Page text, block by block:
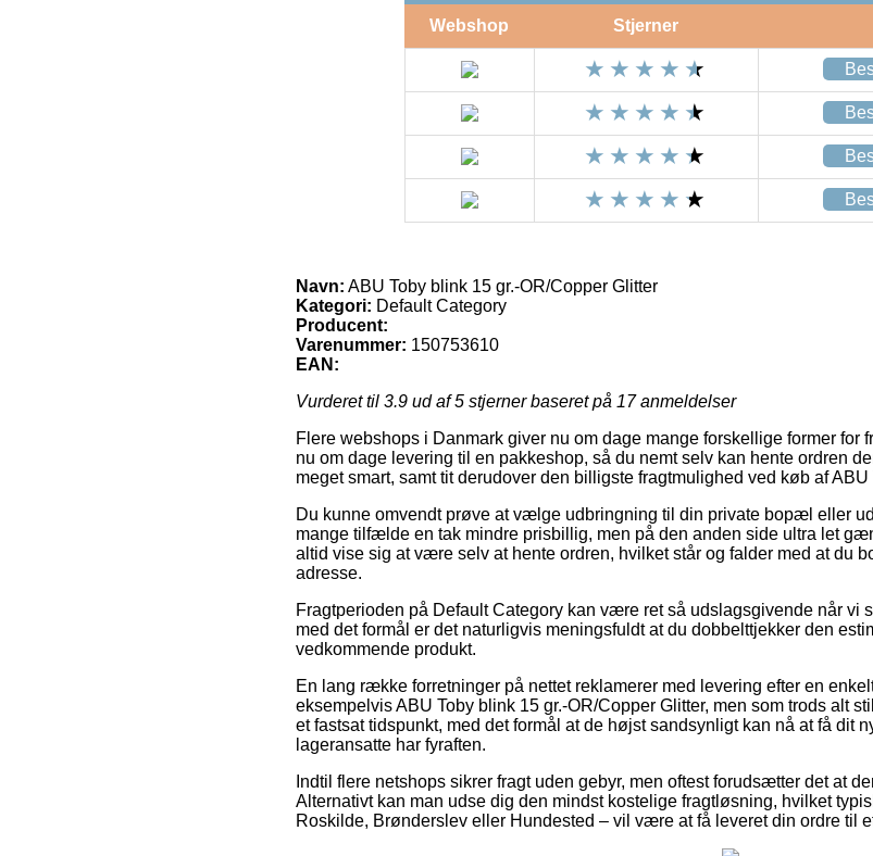
Webshop Stjerner
Navn: ABU Toby blink 15 gr.-OR/Copper Glitter
Kategori: Default Category
Producent:
Varenummer: 150753610
EAN:
Vurderet til 3.9 ud af 5 stjerner baseret på 17anmeldelser
Flere webshops i Danmark giver nu om dage mange forskellige former for
nu om dage levering til en pakkeshop, så du nemt selv kan hente ordren
meget smart, samt tit derudover den billigste fragtmulighed ved køb af
Du kunne omvendt prøve at vælge udbringning til din private bopæl eller
mange tilfælde en tak mindre prisbillig, men på den anden side ultra let
altid vise sig at være selv at hente ordren, hvilket står og falder med at du
adresse.
Fragtperioden på Default Category kan være ret så udslagsgivende når vi
med det formål er det naturligvis meningsfuldt at du dobbelttjekker den
vedkommende produkt.
En lang række forretninger på nettet reklamerer med levering efter en
eksempelvis ABU Toby blink 15 gr.-OR/Copper Glitter, men som trods alt
et fastsat tidspunkt, med det formål at de højst sandsynligt kan nå at få dit
lageransatte har fyraften.
Indtil flere netshops sikrer fragt uden gebyr, men oftest forudsætter det at
Alternativt kan man udse dig den mindst kostelige fragtløsning, hvilket
Roskilde, Brønderslev eller Hundested – vil være at få leveret din ordre til